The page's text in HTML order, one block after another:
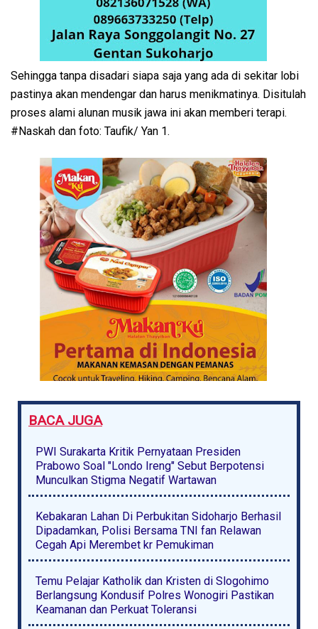
Sehingga tanpa disadari siapa saja yang ada di sekitar lobi
pastinya akan mendengar dan harus menikmatinya. Disitulah
proses alami alunan musik jawa ini akan memberi terapi.
#Naskah dan foto: Taufik/ Yan 1.
BACA JUGA
PWI Surakarta Kritik Pernyataan Presiden
Prabowo Soal "Londo Ireng" Sebut Berpotensi
Munculkan Stigma Negatif Wartawan
Kebakaran Lahan Di Perbukitan Sidoharjo Berhasil
Dipadamkan, Polisi Bersama TNI fan Relawan
Cegah Api Merembet kr Pemukiman
Temu Pelajar Katholik dan Kristen di Slogohimo
Berlangsung Kondusif Polres Wonogiri Pastikan
Keamanan dan Perkuat Toleransi